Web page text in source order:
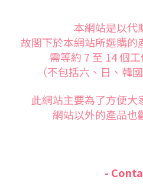
本網站是以代
故閣下於本網站所選購的
需等約 7 至 14 個
（不包括六、日、韓
此網站主要為了方便大
網站以外的產品也
-